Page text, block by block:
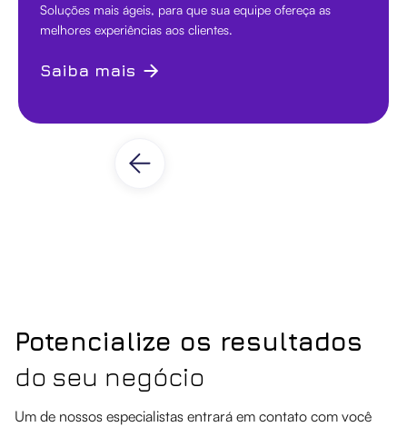
Soluções mais ágeis, para que sua equipe ofereça as
melhores experiências aos clientes.
Saiba mais
Potencialize os resultados
do seu negócio
Um de nossos especialistas entrará em contato com você